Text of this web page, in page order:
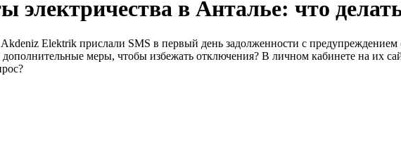
в Анталье: что
Elektrik прислали SMS в первый день задолженности с
меры, чтобы избежать отключения? В личном кабинете на их